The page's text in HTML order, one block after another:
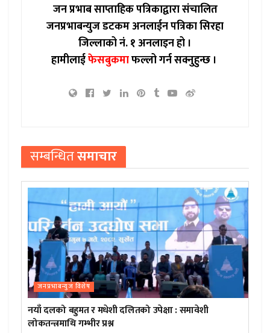
जन प्रभाब साप्ताहिक पत्रिकाद्वारा संचालित
जनप्रभाबन्युज डटकम अनलाईन पत्रिका सिरहा
जिल्लाको नं. १ अनलाइन हो ।
हामीलाईफेसबुकमाफल्लो गर्न सक्नुहुन्छ ।
सम्बन्धितसमाचार
जनप्रभाबन्युज विशेष
नयाँ दलको बहुमत र मधेशी दलितको उपेक्षा : समावेशी
लोकतन्त्रमाथि गम्भीर प्रश्न